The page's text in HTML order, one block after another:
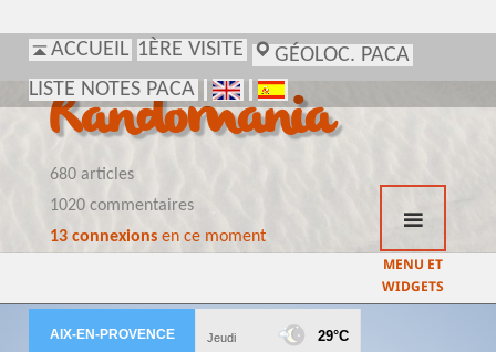
ACCUEIL 1ÈRE VISITE
GÉOLOC. PACA
LISTE NOTES PACA
Randomania
680 articles
1020 commentaires
13 connexionsen ce moment
MENU ET
WIDGETS